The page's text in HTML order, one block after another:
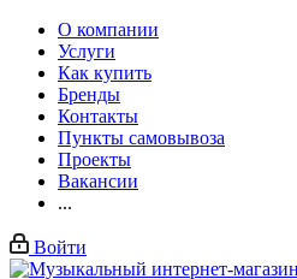
О компании
Услуги
Как купить
Бренды
Контакты
Пункты самовывоза
Проекты
Вакансии
...
Войти